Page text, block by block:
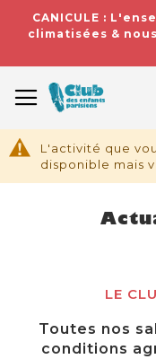
CANICULE :
climatisées &
L'activité que
disponible mais
LE
Toutes nos
conditions